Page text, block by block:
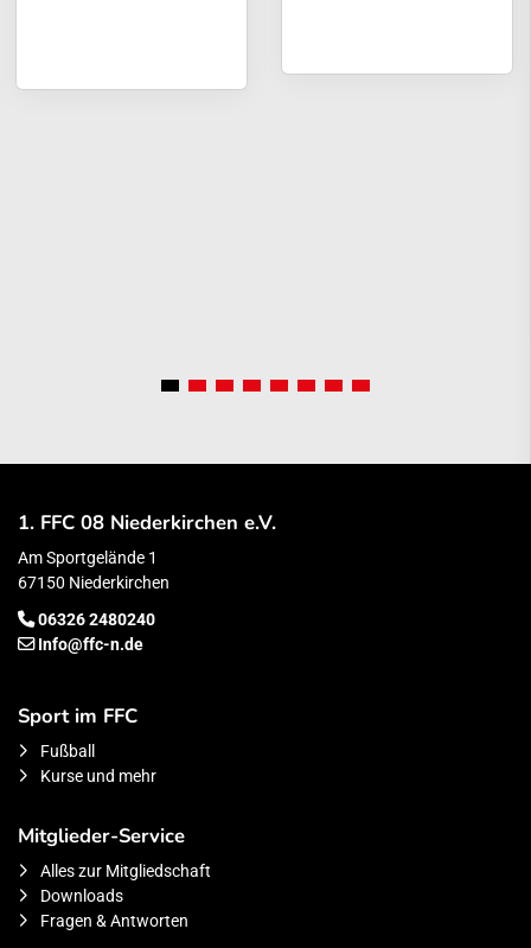
1. FFC 08 Niederkirchen e.V.
Am Sportgelände 1
67150 Niederkirchen
06326 2480240
Info@ffc-n.de
Sport im FFC
Fußball
Kurse und mehr
Mitglieder-Service
Alles zur Mitgliedschaft
Downloads
Fragen & Antworten